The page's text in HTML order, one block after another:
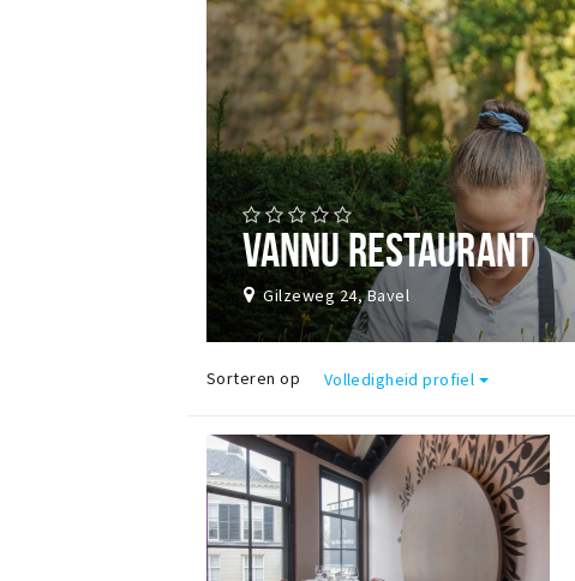
VANNU RESTAURANT
Gilzeweg 24, Bavel
Sorteren op Volledigheid profiel